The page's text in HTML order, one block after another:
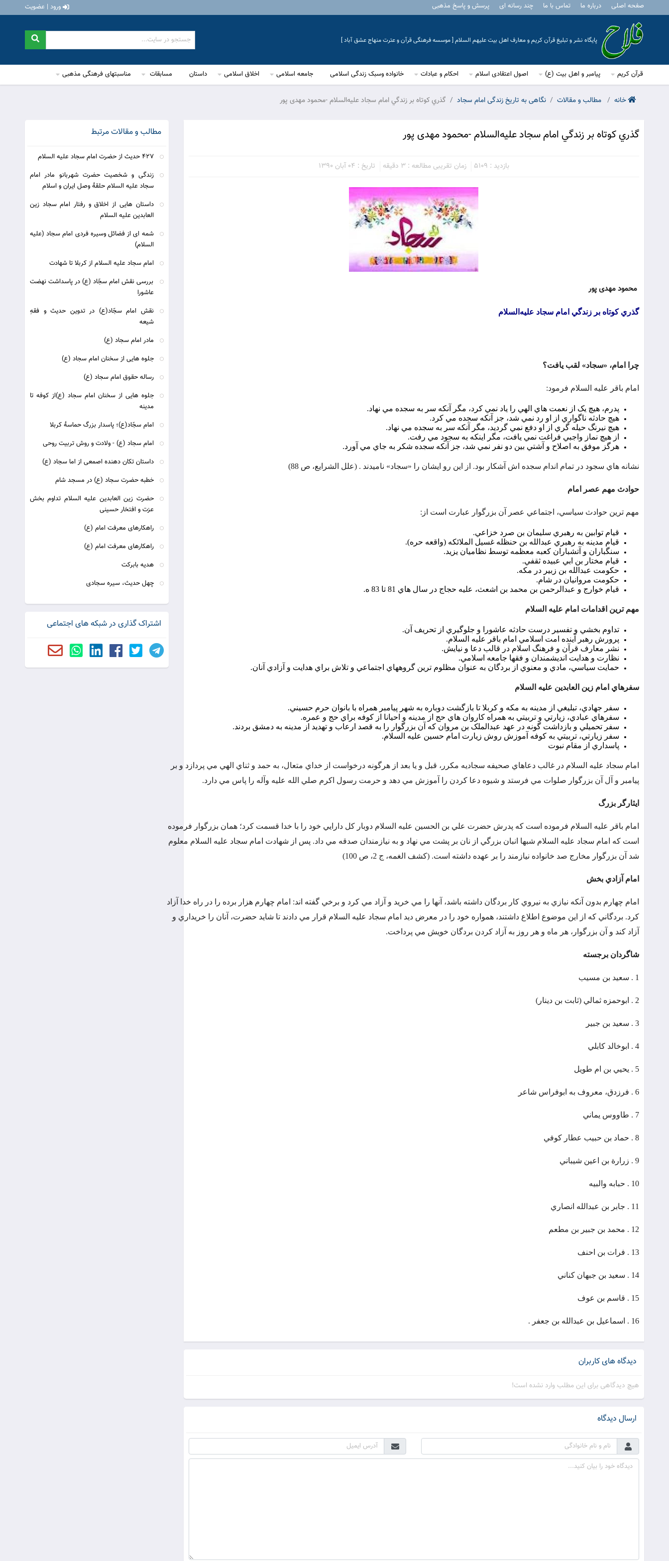
صفحه اصلی درباره ما تماس با ما چند رسانه ای پرسش و پاسخ مذهبی ورود | عضویت
پایگاه نشر و تبلیغ قرآن کریم و معارف اهل بیت علیهم السلام [ موسسه فرهنگی قرآن و عترت منهاج عشق آباد ]
قرآن کریم پیامبر و اهل بیت (ع) اصول اعتقادی اسلام احکام و عبادات خانواده وسبک زندگی اسلامی جامعه اسلامی اخلاق اسلامی داستان مسابقات مناسبتهای فرهنگی مذهبی
خانه مطالب و مقالات نگاهی به تاریخ زندگی امام سجاد گذري كوتاه بر زندگي امام سجاد عليه‌السلام -محمود مهدی پور
گذري كوتاه بر زندگي امام سجاد عليه‌السلام -محمود مهدی پور
بازدید : 5109 زمان تقریبی مطالعه : 3 دقیقه تاریخ : 04 آبان 1390
محمود مهدی پور
گذري كوتاه بر زندگي امام سجاد عليه‌السلام
چرا امام، «سجاد» لقب يافت؟
امام باقر عليه السلام فرمود:
پدرم، هيچ يک از نعمت هاي الهي را ياد نمي کرد، مگر آنکه سر به سجده مي نهاد.
هيچ حادثه ناگواري از او رد نمي شد، جز آنکه سجده مي کرد.
هيچ نيرنگ حيله گري از او دفع نمي گرديد، مگر آنکه سر به سجده مي نهاد.
از هيچ نماز واجبي فراغت نمي يافت، مگر اينکه به سجود مي رفت.
هرگز موفق به اصلاح و آشتي بين دو نفر نمي شد، جز آنکه سجده شکر به جاي مي آورد.
نشانه هاي سجود در تمام اندام سجده اش آشکار بود. از اين رو ايشان را «سجاد» ناميدند . (علل الشرايع، ص 88)
حوادث مهم عصر امام
مهم ترين حوادث سياسي، اجتماعي عصر آن بزرگوار عبارت است از:
قيام توابين به رهبري سليمان بن صرد خزاعي.
قيام مدينه به رهبري عبدالله بن حنظله غسيل الملائکه (واقعه حره).
سنگباران و آتشباران کعبه معظمه توسط نظاميان يزيد.
قيام مختار بن ابي عبيده ثقفي.
حکومت عبدالله بن زبير در مکه.
حکومت مروانيان در شام.
قيام خوارج و عبدالرحمن بن محمد بن اشعث، عليه حجاج در سال هاي 81 تا 83 ه.
مهم ترين اقدامات امام عليه السلام
تداوم بخشي و تفسير درست حادثه عاشورا و جلوگيري از تحريف آن.
پرورش رهبر آينده امت اسلامي امام باقر عليه السلام.
نشر معارف قرآن و فرهنگ اسلام در قالب دعا و نيايش.
نظارت و هدايت انديشمندان و فقها جامعه اسلامي.
حمايت سياسي، مادي و معنوي از بردگان به عنوان مظلوم ترين گروههاي اجتماعي و تلاش براي هدايت و آزادي آنان.
سفرهاي امام زين العابدين عليه السلام
سفر جهادي، تبليغي از مدينه به مکه و کربلا تا بازگشت دوباره به شهر پيامبر همراه با بانوان حرم حسيني.
سفرهاي عبادي، زيارتي و تربيتي به همراه کاروان هاي حج از مدينه و احيانا از کوفه براي حج و عمره.
سفر تحميلي و بازداشت گونه در عهد عبدالملک بن مروان که آن بزرگوار را به قصد ارعاب و تهديد از مدينه به دمشق بردند.
سفر زيارتي، تربيتي به کوفه آموزش روش زيارت امام حسين عليه السلام.
پاسداري از مقام نبوت
امام سجاد عليه السلام در غالب دعاهاي صحيفه سجاديه مکرر، قبل و يا بعد از هرگونه درخواست از خداي متعال، به حمد و ثناي الهي مي پردازد و بر
پيامبر و آل آن بزرگوار صلوات مي فرستد و شيوه دعا کردن را آموزش مي دهد و حرمت رسول اکرم صلي الله عليه وآله را پاس مي دارد.
ايثارگر بزرگ
امام باقر عليه السلام فرموده است که پدرش حضرت علي بن الحسين عليه السلام دوبار کل دارايي خود را با خدا قسمت کرد؛ همان بزرگوار فرموده
است که امام سجاد عليه السلام شبها انبان بزرگي از نان بر پشت مي نهاد و به نيازمندان صدقه مي داد. پس از شهادت امام سجاد عليه السلام معلوم
شد آن بزرگوار مخارج صد خانواده نيازمند را بر عهده داشته است. (کشف الغمه، ج 2، ص 100)
امام آزادي بخش
امام چهارم بدون آنکه نيازي به نيروي کار بردگان داشته باشد، آنها را مي خريد و آزاد مي کرد و برخي گفته اند: امام چهارم هزار برده را در راه خدا آزاد
کرد. بردگاني که از اين موضوع اطلاع داشتند، همواره خود را در معرض ديد امام سجاد عليه السلام قرار مي دادند تا شايد حضرت، آنان را خريداري و
آزاد کند و آن بزرگوار، هر ماه و هر روز به آزاد کردن بردگان خويش مي پرداخت.
شاگردان برجسته
1 . سعيد بن مسيب
2 . ابوحمزه ثمالي (ثابت بن دينار)
3 . سعيد بن جبير
4 . ابوخالد کابلي
5 . يحيي بن ام طويل
6 . فرزدق، معروف به ابوفراس شاعر
7 . طاووس يماني
8 . حماد بن حبيب عطار کوفي
9 . زرارة بن اعين شيباني
10 . حبابه والبيه
11 . جابر بن عبدالله انصاري
12 . محمد بن جبير بن مطعم
13 . فرات بن احنف
14 . سعيد بن جبهان کناني
15 . قاسم بن عوف
16 . اسماعيل بن عبدالله بن جعفر .
دیدگاه های کاربران
هیچ دیدگاهی برای این مطلب وارد نشده است!
ارسال دیدگاه
مطالب و مقالات مرتبط
427 حديث از حضرت امام سجاد عليه السلام
زندگی و شخصیت حضرت شهربانو مادر امام
سجاد علیه السلام حلقۀ وصل ایران و اسلام
داستان هایی از اخلاق و رفتار امام سجاد زین
العابدین علیه السلام
شمه ای از فضائل وسيره فردى امام سجاد (علیه
السلام)
امام سجاد علیه السلام از کربلا تا شهادت
بررسی نقش امام سجّاد (ع) در پاسداشت نهضت
عاشورا
نقش امام سجّاد(ع) در تدوین حدیث و فقهِ
شیعه
مادر امام سجاد (ع)
جلوه هایی از سخنان امام سجاد (ع)
رساله حقوق امام سجاد (ع)
جلوه هایی از سخنان امام سجاد (ع)از کوفه تا
مدینه
امام سجّاد(ع)؛ پاسدار بزرگ حماسۀ كربلا
امام سجاد (ع) - ولادت و روش تربیت روحی
داستان تكان دهنده اصمعى‏ از اما سجاد (ع)
خطبه حضرت سجاد (ع) در مسجد شام
حضرت زین العابدین علیه السلام تداوم بخش
عزت و افتخار حسینی
راهکارهای معرفت امام (ع)
راهکارهای معرفت امام (ع)
هدیه بابرکت
چهل حديث، سيره سجادى
اشتراک گذاری در شبکه های اجتماعی